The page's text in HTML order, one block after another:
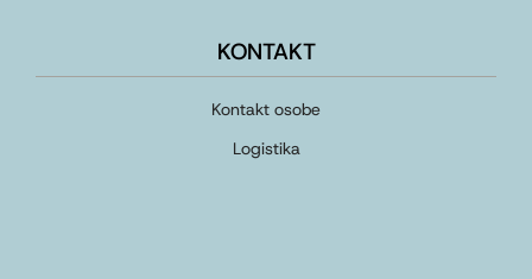
KONTAKT
Kontakt osobe
Logistika